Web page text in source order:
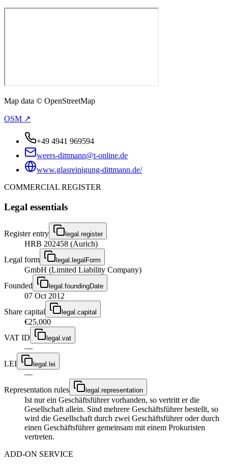
Map data © OpenStreetMap
OSM ↗
+49 4941 969594
weers-dittmann@t-online.de
www.glasreinigung-dittmann.de/
COMMERCIAL REGISTER
Legal essentials
Register entry legal.register
HRB 202458 (Aurich)
Legal form
legal.legalForm
GmbH (Limited Liability Company)
Founded
legal.foundingDate
07 Oct 2012
Share capital
legal.capital
€25,000
VAT ID
legal.vat
—
LEI
legal.lei
—
Representation rules
legal.representation
Ist nur ein Geschäftsführer vorhanden, so vertritt er die
Gesellschaft allein. Sind mehrere Geschäftsführer bestellt, so
wird die Gesellschaft durch zwei Geschäftsführer oder durch
einen Geschäftsführer gemeinsam mit einem Prokuristen
vertreten.
ADD-ON SERVICE